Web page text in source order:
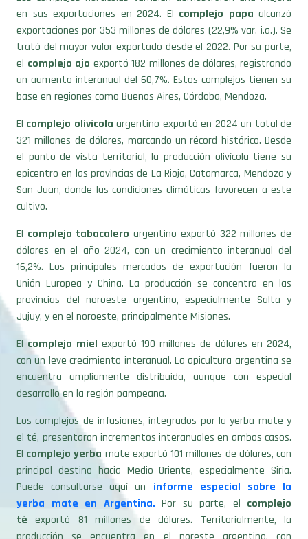
exportaciones por 353 millones de dólares (22,9% var. i.a.). Se
trató del mayor valor exportado desde el 2022. Por su parte,
elcomplejo ajo exportó 182 millones de dólares, registrando
un aumento interanual del 60,7%. Estos complejos tienen su
base en regiones como Buenos Aires, Córdoba, Mendoza.
Elcomplejo olivícolaargentino exportó en 2024 un total de
321 millones de dólares, marcando un récord histórico. Desde
el punto de vista territorial, la producción olivícola tiene su
epicentro en las provincias de La Rioja, Catamarca, Mendoza y
San Juan, donde las condiciones climáticas favorecen a este
cultivo.
Elcomplejo tabacalero
dólares en el año 2024, con un crecimiento interanual del
16,2%. Los principales mercados de exportación fueron la
Unión Europea y China. La producción se concentra en las
provincias del noroeste argentino, especialmente Salta y
Jujuy, y en el noroeste, principalmente Misiones.
Elcomplejo mielexportó 190 millones de dólares en 2024,
con un leve crecimiento interanual. La apicultura argentina se
encuentra ampliamente distribuida, aunque con especial
desarrollo en la región pampeana.
Los complejos de infusiones, integrados por la yerba mate y
el té, presentaron incrementos interanuales en ambos casos.
El complejo yerbamate exportó 101 millones de dólares, con
principal destino hacia Medio Oriente, especialmente Siria.
Puede consultarse aquí un informe especial sobre la
yerba mate en Argentina.Por su parte, el complejo
téexportó 81 millones de dólares. Territorialmente, la
producción se encuentra en el noreste argentino, con
Misiones como principal provincia productora, seguida por